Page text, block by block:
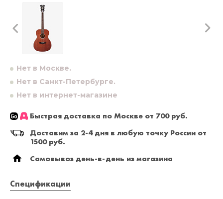
Нет в Москве.
Нет в Санкт-Петербурге.
Нет в интернет-магазине
Быстрая доставка по Москве от 700 руб.
Доставим за 2-4 дня в любую точку России от
1500 руб.
Самовывоз день-в-день из магазина
Спецификации